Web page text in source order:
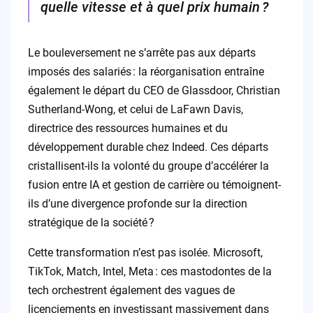
quelle vitesse et à quel prix humain ?
Le bouleversement ne s’arrête pas aux départs
imposés des salariés : la réorganisation entraîne
également le départ du CEO de Glassdoor, Christian
Sutherland-Wong, et celui de LaFawn Davis,
directrice des ressources humaines et du
développement durable chez Indeed. Ces départs
cristallisent-ils la volonté du groupe d’accélérer la
fusion entre IA et gestion de carrière ou témoignent-
ils d’une divergence profonde sur la direction
stratégique de la société ?
Cette transformation n’est pas isolée. Microsoft,
TikTok, Match, Intel, Meta : ces mastodontes de la
tech orchestrent également des vagues de
licenciements en investissant massivement dans